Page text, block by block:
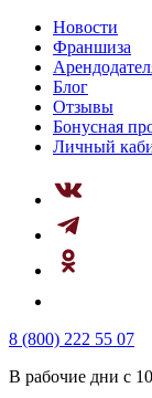
Новости
Франшиза
Блог
Отзывы
Бонусная
Личный
8 (800) 222 55 07
В рабочие дни с